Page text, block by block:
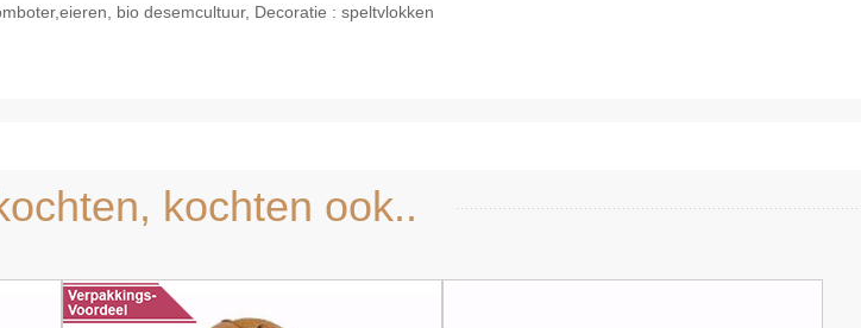
bio desemcultuur, Decoratie : speltvlokken
kochten ook..
Snel bekijken